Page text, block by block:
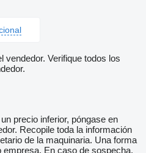
vendedor. Verifique todos los
precio inferior, póngase en
Recopile toda la información
de la maquinaria. Una forma
En caso de sospecha,